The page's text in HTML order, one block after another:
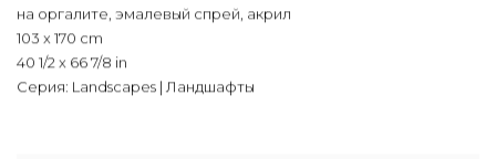
на оргалите, эмалевый спрей, акрил
103 x 170 cm
40 1/2 x 66 7/8 in
Серия: Landscapes | Ландшафты